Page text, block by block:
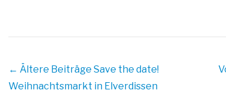
Beitrags
Übersicht
← Ältere Beiträge Save the date!
Weihnachtsmarkt in Elverdissen